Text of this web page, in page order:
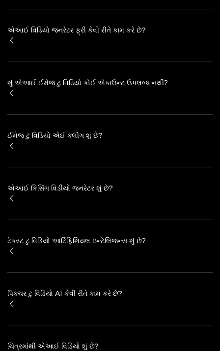
એઆઈ વિડિયો જનરેટર ફ્રી કેવી રીતે કામ કરે છે?
શું એઆઈ ઈમેજ ટુ વિડિયો કોઈ એકાઉન્ટ ઉપલબ્ધ નથી?
ઈમેજ ટુ વિડિયો એઈ ક્લીંગ શું છે?
એઆઈ કિસિંગ વિડીયો જનરેટર શું છે?
ટેક્સ્ટ ટુ વિડિયો આર્ટિફિશિયલ ઇન્ટેલિજન્સ શું છે?
પિક્ચર ટુ વિડિયો AI કેવી રીતે કામ કરે છે?
ચિત્રમાંથી એઆઈ વિડિયો શું છે?